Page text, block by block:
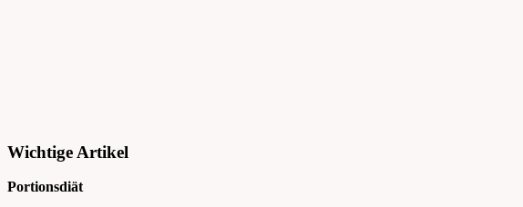
Wichtige Artikel
Portionsdiät